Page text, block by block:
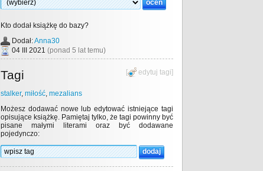
Kto dodał książkę do bazy?
Dodał:Anna30
04 III 2021 (ponad 5 lat temu)
[ edytuj tagi]
Tagi
stalker, miłość, mezalians
Możesz dodawać nowe lub edytować istniejące tagi
opisujące książkę. Pamiętaj tylko, że tagi powinny być
pisane małymi literami oraz być dodawane
pojedynczo: